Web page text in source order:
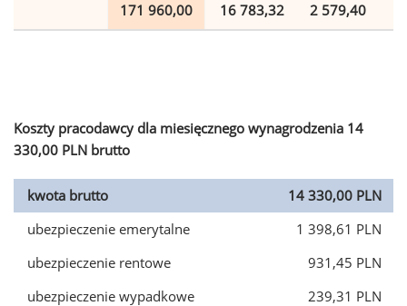
171 960,00 16 783,32 2 579,40
Koszty pracodawcy dla miesięcznego wynagrodzenia 14
330,00 PLN brutto
kwota brutto
14 330,00 PLN
ubezpieczenie emerytalne
1 398,61 PLN
ubezpieczenie rentowe
931,45 PLN
ubezpieczenie wypadkowe
239,31 PLN